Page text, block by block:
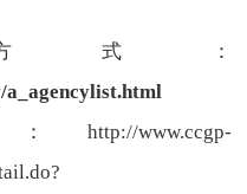
式：
a_agencylist.html
www.ccgp-